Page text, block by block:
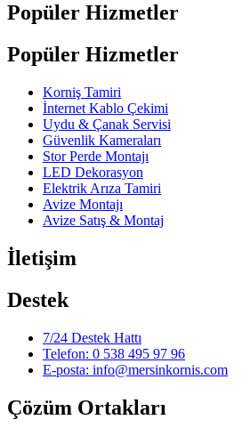
Popüler Hizmetler
Popüler Hizmetler
Korniş Tamiri
İnternet Kablo Çekimi
Uydu & Çanak Servisi
Güvenlik Kameraları
Stor Perde Montajı
LED Dekorasyon
Elektrik Arıza Tamiri
Avize Montajı
Avize Satış & Montaj
İletişim
Destek
7/24 Destek Hattı
Telefon: 0 538 495 97 96
E-posta: info@mersinkornis.com
Çözüm Ortakları